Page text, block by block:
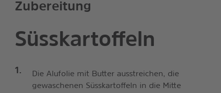
Zubereitung
Süsskartoffeln
Die Alufolie mit Butter ausstreichen, die
gewaschenen Süsskartoffeln in die Mitte